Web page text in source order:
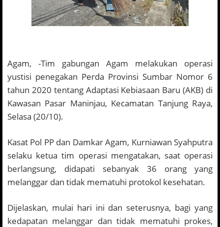
Agam, -Tim gabungan Agam melakukan operasi
yustisi penegakan Perda Provinsi Sumbar Nomor 6
tahun 2020 tentang Adaptasi Kebiasaan Baru (AKB) di
Kawasan Pasar Maninjau, Kecamatan Tanjung Raya,
Selasa (20/10).
Kasat Pol PP dan Damkar Agam, Kurniawan Syahputra
selaku ketua tim operasi mengatakan, saat operasi
berlangsung, didapati sebanyak 36 orang yang
melanggar dan tidak mematuhi protokol kesehatan.
Dijelaskan, mulai hari ini dan seterusnya, bagi yang
kedapatan melanggar dan tidak mematuhi prokes,